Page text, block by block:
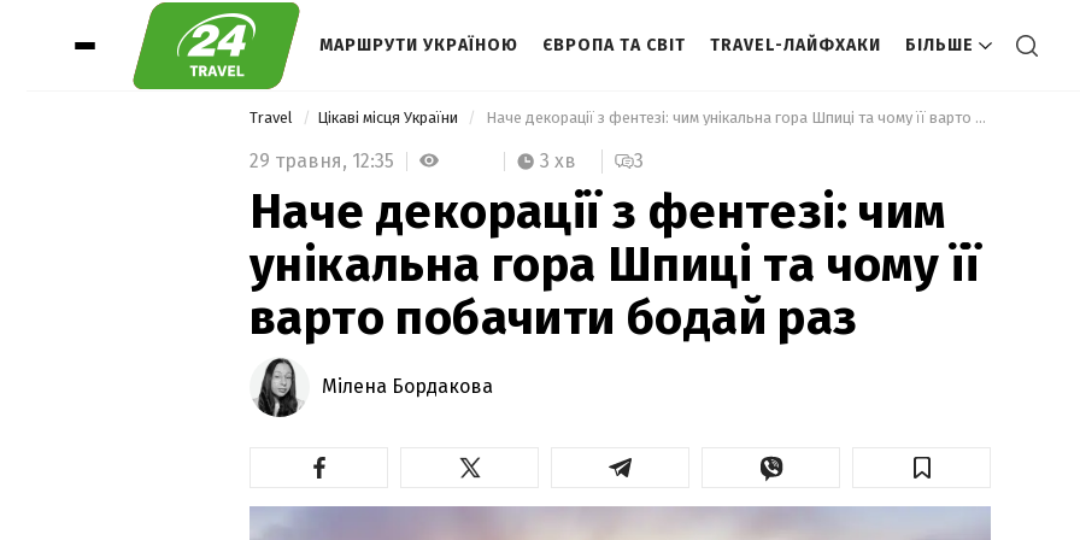
МАРШРУТИ УКРАЇНОЮ ЄВРОПА ТА СВІТ TRAVEL-ЛАЙФХАКИ БІЛЬШЕ
Travel Цікаві місця України Наче декорації з фентезі: чим унікальна гора Шпиці та чому її варто побачити бодай раз
29 травня, 12:35 3 хв 3
Наче декорації з фентезі: чим
унікальна гора Шпиці та чому її
варто побачити бодай раз
Мілена Бордакова